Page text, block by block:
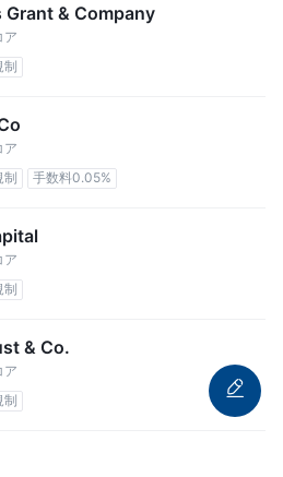
Grant & Company
ア
制
ア
制
手数料0.05%
ア
制
& Co.
ア
制